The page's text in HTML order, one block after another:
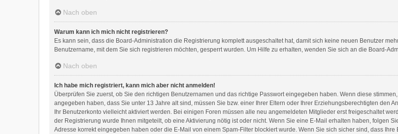
Nach oben
Warum kann ich mich nicht registrieren?
Es kann sein, dass die Board-Administration die Registrierung komplett ausgeschaltet hat, damit sich keine neuen Benutzer
Benutzername, mit dem Sie sich registrieren möchten, gesperrt wurden. Um Hilfe zu erhalten, wenden Sie sich an die Board-
Nach oben
Ich habe mich registriert, kann mich aber nicht anmelden!
Überprüfen Sie zuerst, ob Sie den richtigen Benutzernamen und das richtige Passwort eingegeben haben. Wenn diese
angegeben haben, dass Sie unter 13 Jahre alt sind, müssen Sie bzw. einer Ihrer Eltern oder Ihrer Erziehungsberechtigten den
Ihr Benutzerkonto vielleicht aktiviert werden. Bei einigen Foren müssen alle neu angemeldeten Mitglieder erst freigeschaltet
der Registrierung wurde Ihnen mitgeteilt, ob eine Aktivierung nötig ist oder nicht. Wenn Sie eine E-Mail erhalten haben, folgen
Adresse korrekt eingegeben haben oder die E-Mail von einem Spam-Filter blockiert wurde. Wenn Sie sich sicher sind, dass